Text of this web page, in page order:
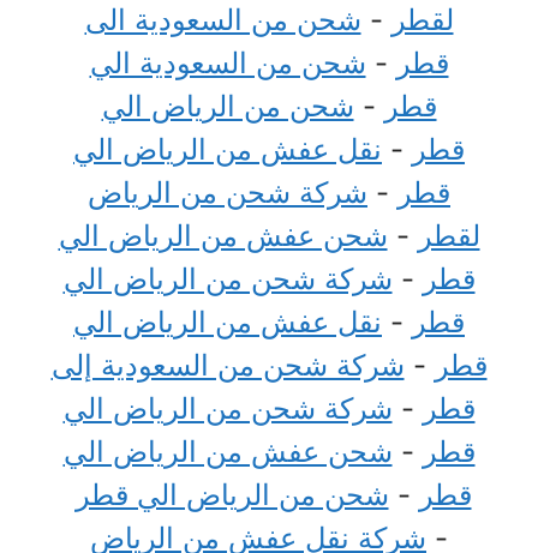
لقطر - شحن من السعودية الى
قطر - شحن من السعودية الي
قطر - شحن من الرياض الي
قطر - نقل عفش من الرياض الي
قطر - شركة شحن من الرياض
لقطر - شحن عفش من الرياض الي
قطر - شركة شحن من الرياض الي
قطر - نقل عفش من الرياض الي
قطر - شركة شحن من السعودية إلى
قطر - شركة شحن من الرياض الي
قطر - شحن عفش من الرياض الي
قطر - شحن من الرياض الي قطر
- شركة نقل عفش من الرياض